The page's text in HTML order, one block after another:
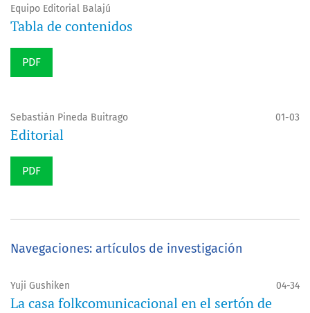
Equipo Editorial Balajú
Tabla de contenidos
PDF
Sebastián Pineda Buitrago 01-03
Editorial
PDF
Navegaciones: artículos de investigación
Yuji Gushiken 04-34
La casa folkcomunicacional en el sertón de